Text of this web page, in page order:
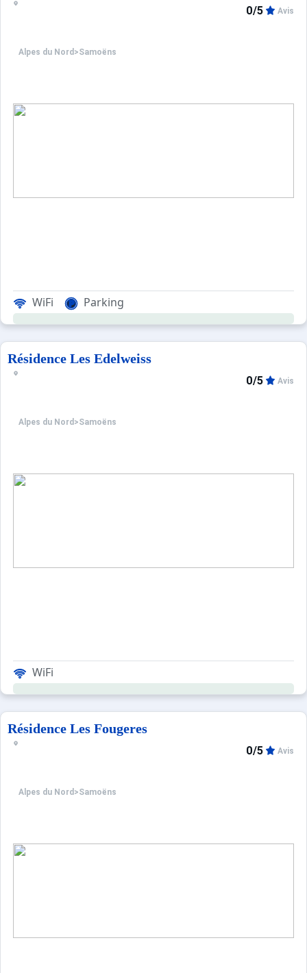
Alpes du Nord >Samoëns
0/5 Avis
WiFi Parking
Résidence Les Edelweiss
Alpes du Nord >Samoëns
0/5 Avis
WiFi
Résidence Les Fougeres
Alpes du Nord >Samoëns
0/5 Avis